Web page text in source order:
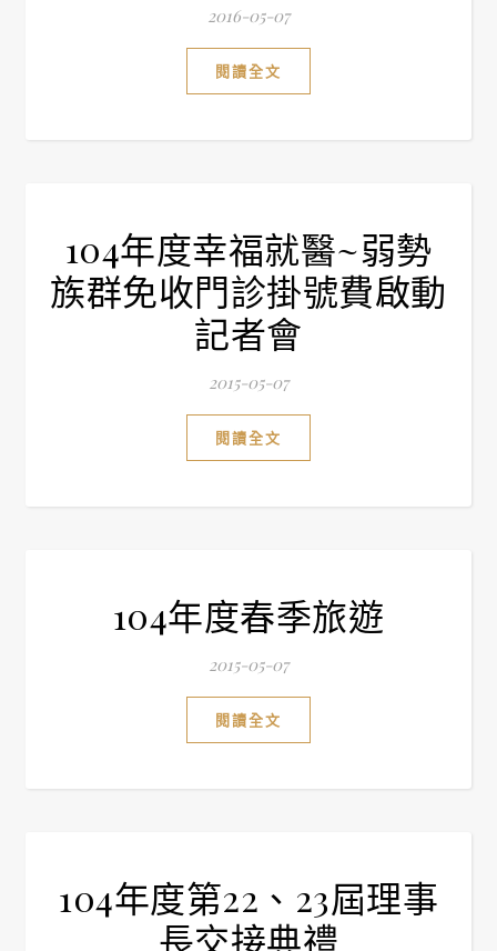
2016-05-07
閱讀全文
104年度幸福就醫~弱勢
族群免收門診掛號費啟動
記者會
2015-05-07
閱讀全文
104年度春季旅遊
2015-05-07
閱讀全文
104年度第22、23屆理事
長交接典禮